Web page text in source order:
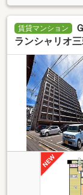
賃貸マンション
ランシャリオ